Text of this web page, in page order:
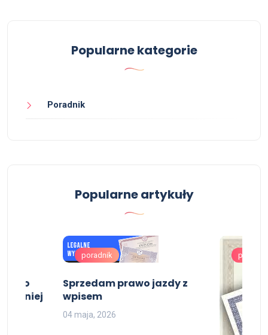
Popularne kategorie
Poradnik
Popularne artykuły
średniej
poradnik
Sprzedam prawo jazdy z
wpisem
04 maja, 2026